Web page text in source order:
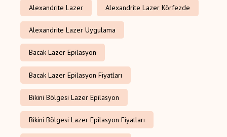
Alexandrite Lazer Alexandrite Lazer Körfezde
Alexandrite Lazer Uygulama
Bacak Lazer Epilasyon
Bacak Lazer Epilasyon Fiyatları
Bikini Bölgesi Lazer Epilasyon
Bikini Bölgesi Lazer Epilasyon Fiyatları